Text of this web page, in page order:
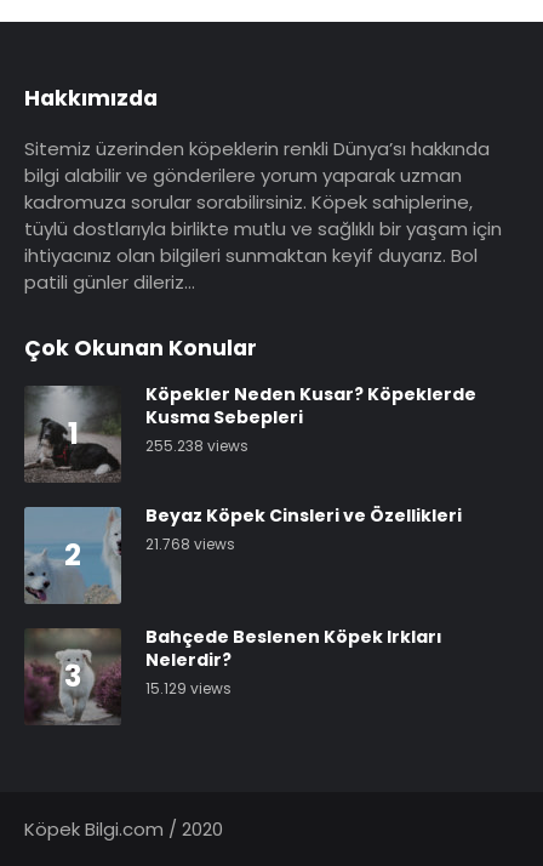
Hakkımızda
Sitemiz üzerinden köpeklerin renkli Dünya’sı hakkında
bilgi alabilir ve gönderilere yorum yaparak uzman
kadromuza sorular sorabilirsiniz. Köpek sahiplerine,
tüylü dostlarıyla birlikte mutlu ve sağlıklı bir yaşam için
ihtiyacınız olan bilgileri sunmaktan keyif duyarız. Bol
patili günler dileriz…
Çok Okunan Konular
1
Köpekler Neden Kusar? Köpeklerde
Kusma Sebepleri
255.238 views
2
Beyaz Köpek Cinsleri ve Özellikleri
21.768 views
3
Bahçede Beslenen Köpek Irkları
Nelerdir?
15.129 views
Köpek Bilgi.com / 2020